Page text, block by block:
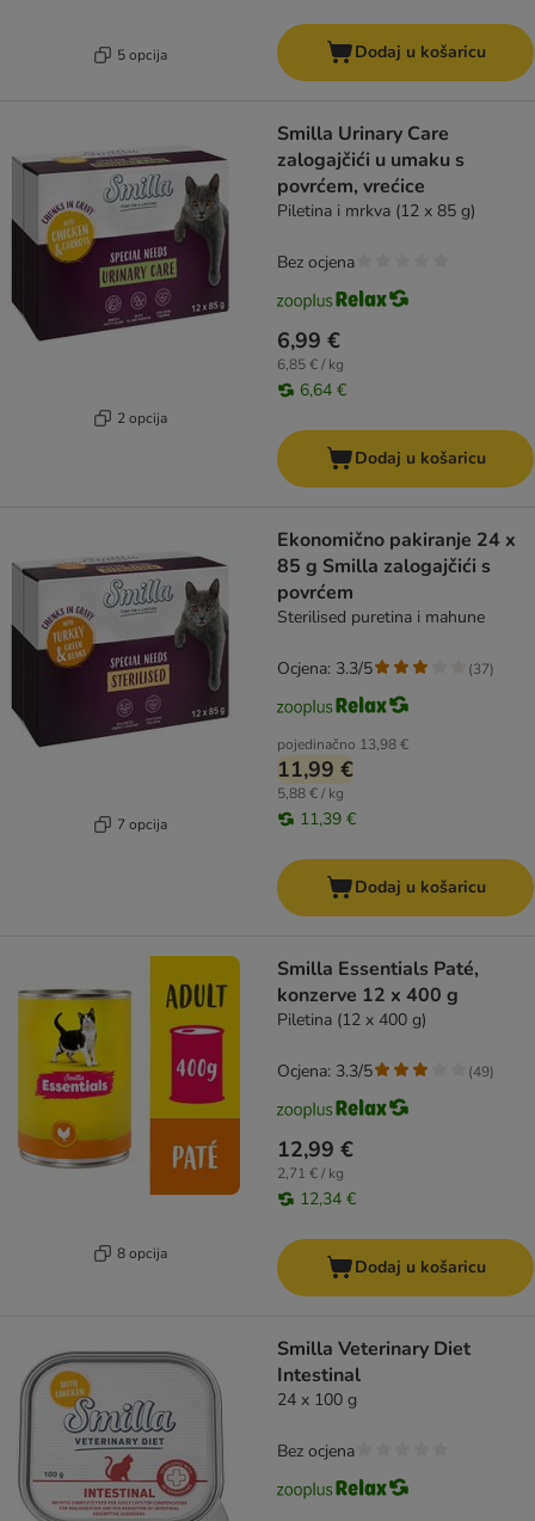
5 opcija Dodaj u košaricu
2 opcija
Smilla Urinary Care
zalogajčići u umaku s
povrćem, vrećice
Piletina i mrkva (12 x 85 g)
6,99 €
6,85 € / kg
6,64 €
Bez ocjena
Dodaj u košaricu
7 opcija
Ekonomično pakiranje 24 x
85 g Smilla zalogajčići s
povrćem
Sterilised puretina i mahune
pojedinačno 13,98 €
11,99 €
5,88 € / kg
11,39 €
Ocjena: 3.3/5 (37)
Dodaj u košaricu
8 opcija
Smilla Essentials Paté,
konzerve 12 x 400 g
Piletina (12 x 400 g)
12,99 €
2,71 € / kg
12,34 €
Ocjena: 3.3/5 (49)
Dodaj u košaricu
Smilla Veterinary Diet
Intestinal
24 x 100 g
Bez ocjena